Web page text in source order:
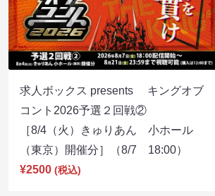
求人ボックス presents キングオブ
コント2026予選２回戦②
［8/4（火）きゅりあん 小ホール
（東京）開催分］（8/7 18:00）
¥2500 (税込)